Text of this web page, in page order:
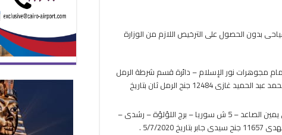
بدون الحصول على الترخيص اللازم من الوزارة
مكة للحج والعمرة محل بالدور الأرضى – شارع 20 – أمام مجوهرات نور الإسلام – دائرة قسم شرطة الرمل
ثان – الإسكندرية . عبد الحميد محمد عبد الحميد غازى أحمد محمد عبد الحميد غازى 12484 جنح الرمل ثان بتاريخ
– هابى تايم تورز نور ترانس للملاحة شقة بالدور الخامس على يمين الصاعد – 5 ش سوريا – برج اللؤلؤة – رشدى –
2020 .